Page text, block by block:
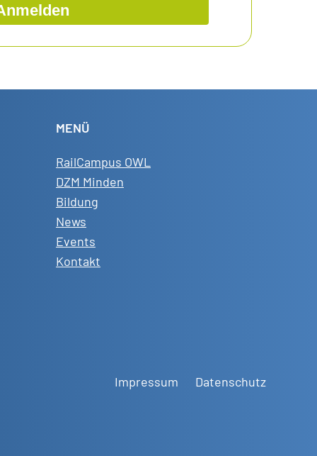
MENÜ
RailCampus OWL
DZM Minden
Bildung
News
Events
Kontakt
Impressum Datenschutz